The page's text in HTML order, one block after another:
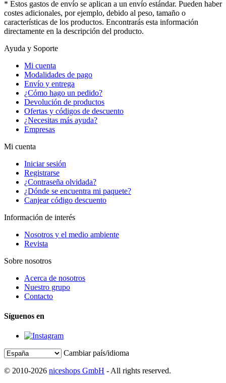
* Estos gastos de envío se aplican a un envío estándar. Pueden haber
costes adicionales, por ejemplo, debido al peso, tamaño o
características de los productos. Encontrarás esta información
directamente en la descripción del producto.
Ayuda y Soporte
Mi cuenta
Modalidades de pago
Envío y entrega
¿Cómo hago un pedido?
Devolución de productos
Ofertas y códigos de descuento
¿Necesitas más ayuda?
Empresas
Mi cuenta
Iniciar sesión
Registrarse
¿Contraseña olvidada?
¿Dónde se encuentra mi paquete?
Canjear código descuento
Información de interés
Nosotros y el medio ambiente
Revista
Sobre nosotros
Acerca de nosotros
Nuestro grupo
Contacto
Síguenos en
Cambiar país/idioma
© 2010-2026 niceshops GmbH - All rights reserved.